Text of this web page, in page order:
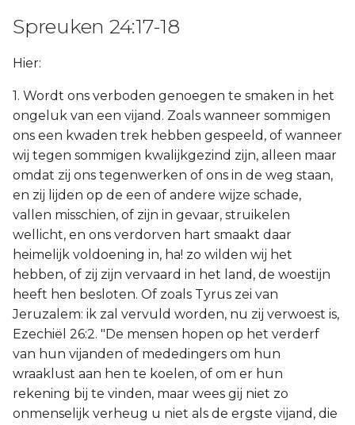
Spreuken 24:17-18
Hier:
1. Wordt ons verboden genoegen te smaken in het
ongeluk van een vijand. Zoals wanneer sommigen
ons een kwaden trek hebben gespeeld, of wanneer
wij tegen sommigen kwalijkgezind zijn, alleen maar
omdat zij ons tegenwerken of ons in de weg staan,
en zij lijden op de een of andere wijze schade,
vallen misschien, of zijn in gevaar, struikelen
wellicht, en ons verdorven hart smaakt daar
heimelijk voldoening in, ha! zo wilden wij het
hebben, of zij zijn vervaard in het land, de woestijn
heeft hen besloten. Of zoals Tyrus zei van
Jeruzalem: ik zal vervuld worden, nu zij verwoest is,
Ezechiël 26:2. "De mensen hopen op het verderf
van hun vijanden of mededingers om hun
wraaklust aan hen te koelen, of om er hun
rekening bij te vinden, maar wees gij niet zo
onmenselijk verheug u niet als de ergste vijand, die